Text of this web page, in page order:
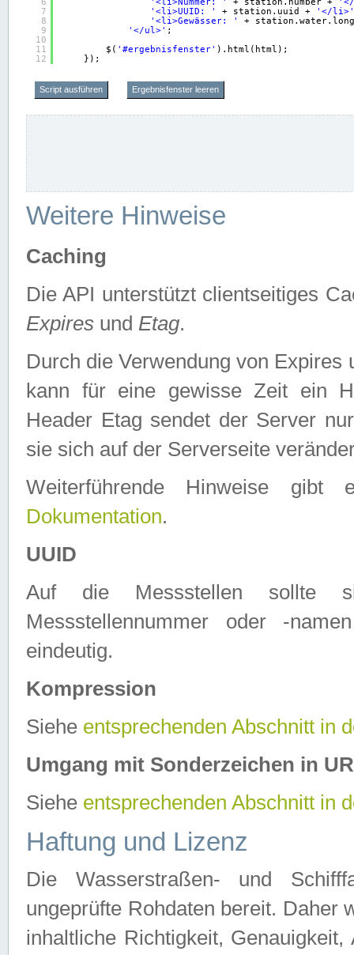
7
8
9
10
11
12
'<li>UUID: '
+ station.uuid +
'</li>'
'<li>Gewässer: '
+
'</ul>' ;
$( '#ergebnisfenster' ).html(html);
});
Script ausführen Ergebnisfenster leeren
Weitere Hinweise
Caching
Die API unterstützt clientseitiges
Expires und Etag.
Durch die Verwendung von
kann für eine gewisse Zeit ein
Header Etag sendet der Server
sie sich auf der Serverseite
Weiterführende Hinweise
Dokumentation.
UUID
Auf die Messstellen sollte
Messstellennummer oder -
eindeutig.
Kompression
Siehe entsprechenden Abschnitt in
Umgang mit Sonderzeichen in
Siehe entsprechenden Abschnitt in
Haftung und Lizenz
Die Wasserstraßen- und
ungeprüfte Rohdaten bereit. Daher
inhaltliche Richtigkeit,